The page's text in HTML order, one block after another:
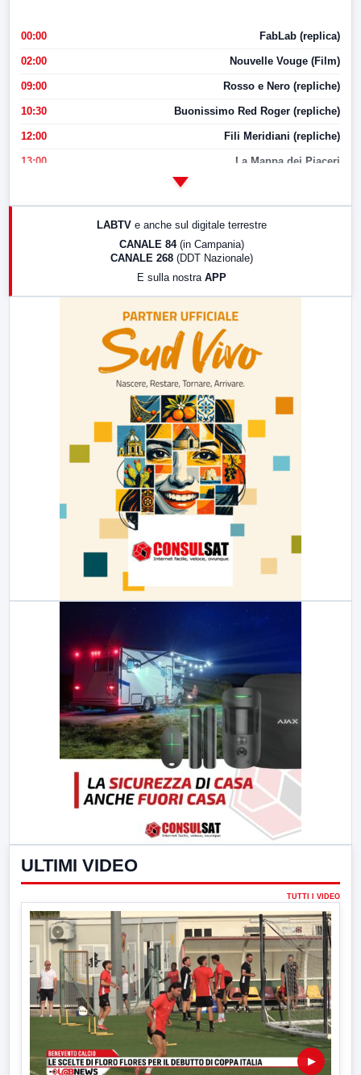
00:00 FabLab (replica)
02:00 Nouvelle Vouge (Film)
09:00 Rosso e Nero (repliche)
10:30 Buonissimo Red Roger (repliche)
12:00 Fili Meridiani (repliche)
13:00 La Mappa dei Piaceri
LABTV e anche sul digitale terrestre
CANALE 84 (in Campania)
CANALE 268 (DDT Nazionale)
E sulla nostra APP
ULTIMI VIDEO
TUTTI I VIDEO
▶